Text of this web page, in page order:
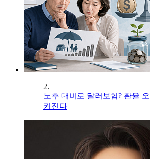
2.
노후 대비로 달러보험? 환율
커진다